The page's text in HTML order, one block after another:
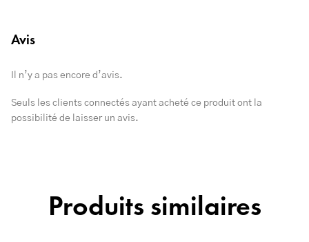
Avis
Il n’y a pas encore d’avis.
Seuls les clients connectés ayant acheté ce produit ont la
possibilité de laisser un avis.
Produits similaires